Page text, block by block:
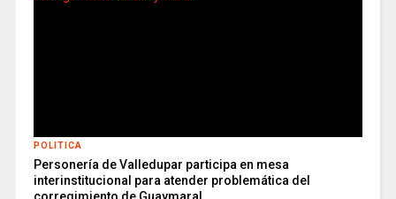
POLITICA
Personería de Valledupar participa en mesa
interinstitucional para atender problemática del
corregimiento de Guaymaral